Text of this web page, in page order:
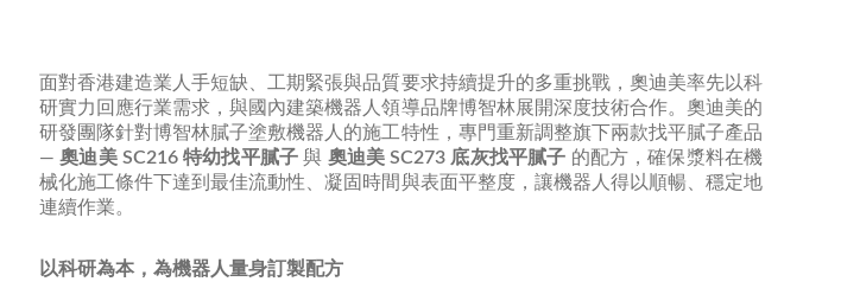
面對香港建造業人手短缺、工期緊張與品質要求持續提升的多重挑戰，奧迪美率先以科
研實力回應行業需求，與國內建築機器人領導品牌博智林展開深度技術合作。奧迪美的
研發團隊針對博智林膩子塗敷機器人的施工特性，專門重新調整旗下兩款找平膩子產品
—奧迪美 SC216 特幼找平膩子與 奧迪美SC273 底灰找平膩子 的配方，確保漿料在機
械化施工條件下達到最佳流動性、凝固時間與表面平整度，讓機器人得以順暢、穩定地
連續作業。
以科研為本，為機器人量身訂製配方